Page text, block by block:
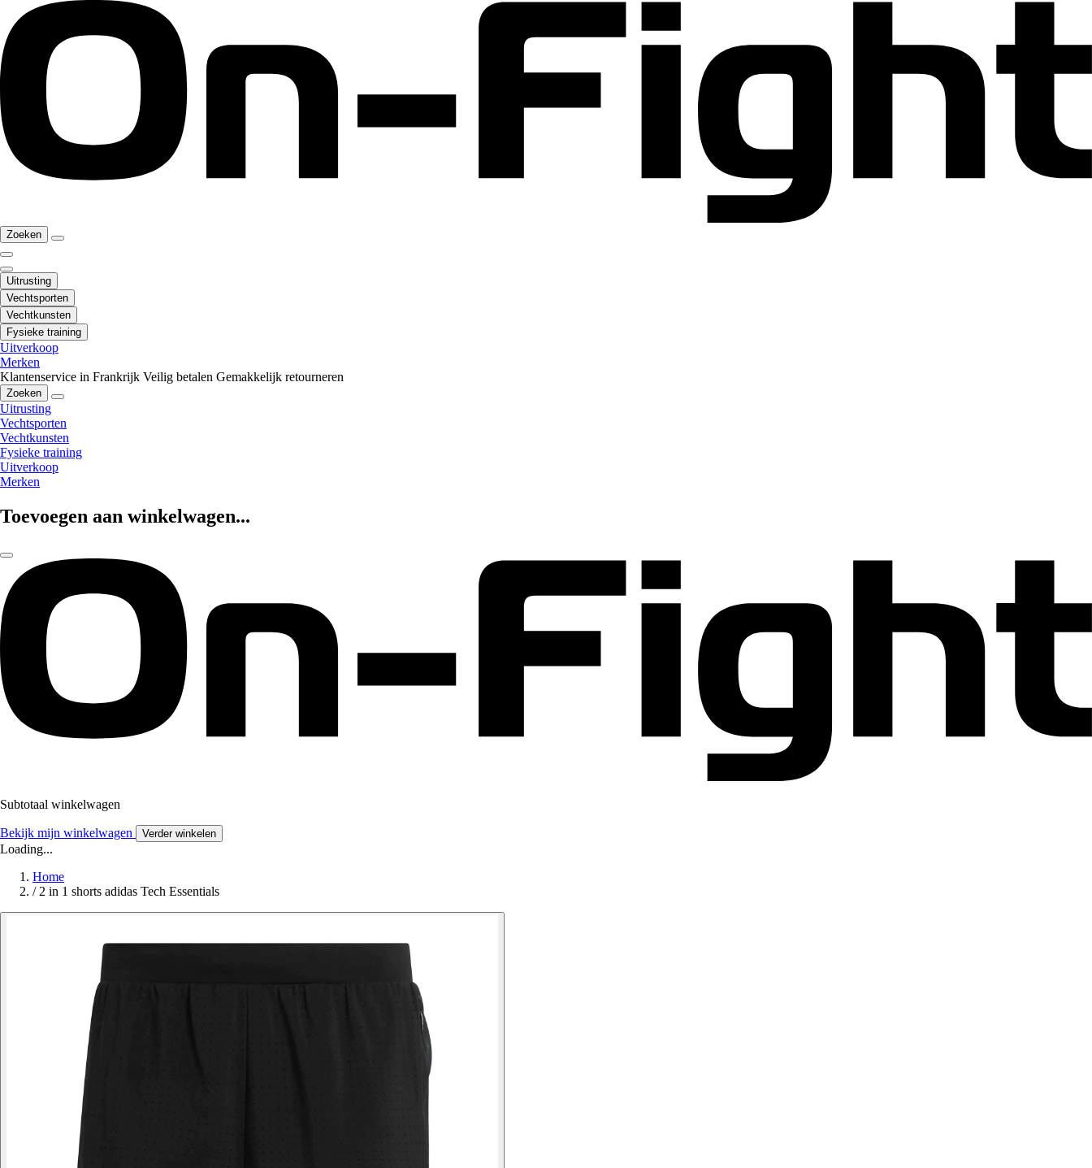
Zoeken
Uitrusting
Vechtsporten
Vechtkunsten
Fysieke training
Uitverkoop
Merken
Klantenservice in Frankrijk Veilig betalen Gemakkelijk retourneren
Zoeken
Uitrusting
Vechtsporten
Vechtkunsten
Fysieke training
Uitverkoop
Merken
Toevoegen aan winkelwagen...
Subtotaal winkelwagen
Bekijk mijn winkelwagen Verder winkelen
Loading...
Home
/ 2 in 1 shorts adidas Tech Essentials